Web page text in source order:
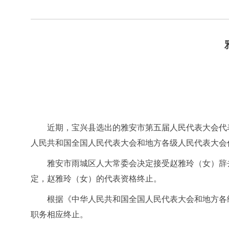
近期，宝兴县选出的雅安市第五届人民代表大会
人民共和国全国人民代表大会和地方各级人民代表大
雅安市雨城区人大常委会决定接受赵雅玲（女）
定，赵雅玲（女）的代表资格终止。
根据《中华人民共和国全国人民代表大会和地方
职务相应终止。